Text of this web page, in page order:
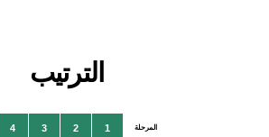
الترتيب
المرحلة 1
2
3
4